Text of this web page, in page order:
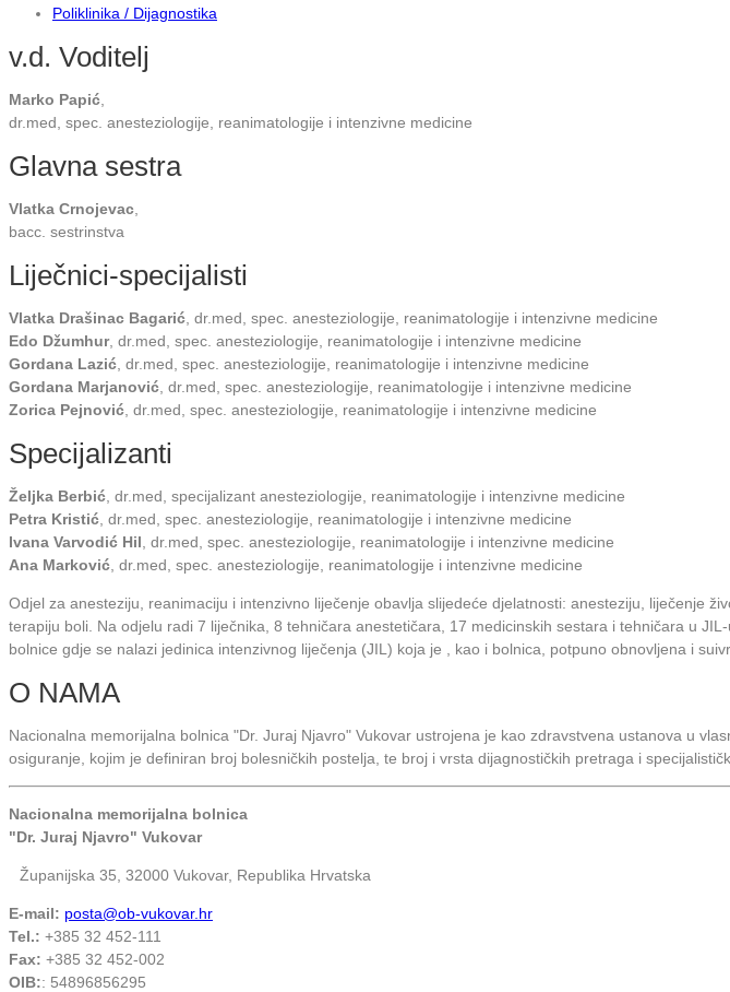
Poliklinika / Dijagnostika
v.d. Voditelj
Marko Papić
dr.med, spec. anesteziologije, reanimatologije i intenzivne medicine
Glavna sestra
Vlatka Crnojevac
bacc. sestrinstva
Liječnici-specijalisti
Vlatka Drašinac Bagarić , dr.med, spec. anesteziologije, reanimatologije i intenzivne medicine
Edo Džumhur, dr.med, spec. anesteziologije, reanimatologije i intenzivne medicine
Gordana Lazić , dr.med, spec. anesteziologije, reanimatologije i intenzivne medicine
Gordana Marjanović , dr.med, spec. anesteziologije, reanimatologije i intenzivne medicine
Zorica Pejnović , dr.med, spec. anesteziologije, reanimatologije i intenzivne medicine
Specijalizanti
Željka Berbić , dr.med, specijalizant anesteziologije, reanimatologije i intenzivne medicine
Petra Kristić , dr.med, spec. anesteziologije, reanimatologije i intenzivne medicine
Ivana Varvodić Hil , dr.med, spec. anesteziologije, reanimatologije i intenzivne medicine
Ana Marković , dr.med, spec. anesteziologije, reanimatologije i intenzivne medicine
Odjel za anesteziju, reanimaciju i intenzivno liječenje obavlja slijedeće djelatnosti: anesteziju, liječenje
terapiju boli. Na odjelu radi 7 liječnika, 8 tehničara anestetičara, 17 medicinskih sestara i tehničara u
bolnice gdje se nalazi jedinica intenzivnog liječenja (JIL) koja je , kao i bolnica, potpuno obnovljena i
O NAMA
Nacionalna memorijalna bolnica "Dr. Juraj Njavro" Vukovar ustrojena je kao zdravstvena ustanova u
osiguranje, kojim je definiran broj bolesničkih postelja, te broj i vrsta dijagnostičkih pretraga i
Nacionalna memorijalna bolnica
"Dr. Juraj Njavro" Vukovar
Županijska 35, 32000 Vukovar, Republika Hrvatska
E-mail: posta@ob-vukovar.hr
Tel.: +385 32 452-111
Fax: +385 32 452-002
OIB:: 54896856295